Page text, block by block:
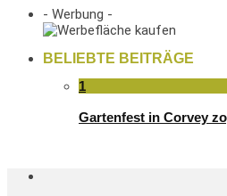
- Werbung -
BELIEBTE BEITRÄGE
1
Gartenfest in Corvey